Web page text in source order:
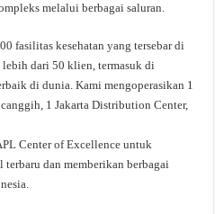
melalui berbagai saluran.
fasilitas kesehatan yang tersebar di
lebih dari 50 klien, termasuk di
di dunia. Kami mengoperasikan 1
1 Jakarta Distribution Center,
Center of Excellence untuk
dan memberikan berbagai